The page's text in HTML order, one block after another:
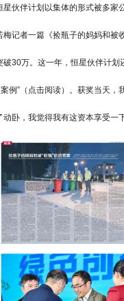
伙伴计划以集体的形式被多家
梅记者一篇《捡瓶子的妈妈和被
30万。这一年，恒星伙伴计划
例”（点击阅读）。获奖当天，
卧，我觉得我有这资本享受一下